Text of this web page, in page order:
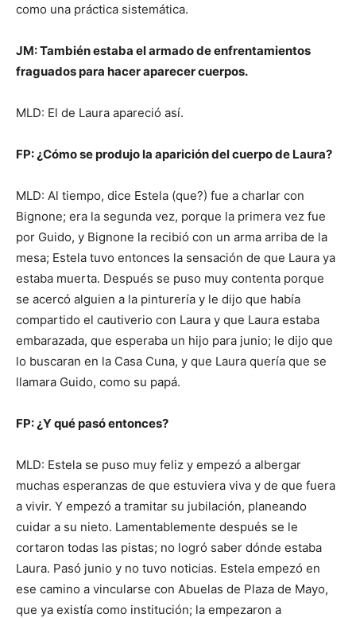
como una práctica sistemática.
JM: También estaba el armado de enfrentamientos
fraguados para hacer aparecer cuerpos.
MLD: El de Laura apareció así.
FP: ¿Cómo se produjo la aparición del cuerpo de Laura?
MLD: Al tiempo, dice Estela (que?) fue a charlar con
Bignone; era la segunda vez, porque la primera vez fue
por Guido, y Bignone la recibió con un arma arriba de la
mesa; Estela tuvo entonces la sensación de que Laura ya
estaba muerta. Después se puso muy contenta porque
se acercó alguien a la pinturería y le dijo que había
compartido el cautiverio con Laura y que Laura estaba
embarazada, que esperaba un hijo para junio; le dijo que
lo buscaran en la Casa Cuna, y que Laura quería que se
llamara Guido, como su papá.
FP: ¿Y qué pasó entonces?
MLD: Estela se puso muy feliz y empezó a albergar
muchas esperanzas de que estuviera viva y de que fuera
a vivir. Y empezó a tramitar su jubilación, planeando
cuidar a su nieto. Lamentablemente después se le
cortaron todas las pistas; no logró saber dónde estaba
Laura. Pasó junio y no tuvo noticias. Estela empezó en
ese camino a vincularse con Abuelas de Plaza de Mayo,
que ya existía como institución; la empezaron a